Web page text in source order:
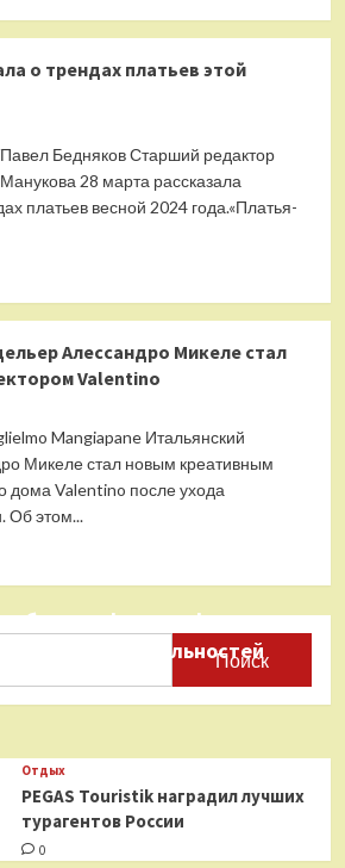
о трендах платьев этой
Бедняков Старший редактор
28 марта рассказала
платьев весной 2024 года.«Платья-
Алессандро Микеле стал
Valentino
Mangiapane Итальянский
Микеле стал новым креативным
дома Valentino после ухода
Об этом...
с фотографиями
достопримечательностей
Отдых
PEGAS Touristik наградил лучших
турагентов России
0